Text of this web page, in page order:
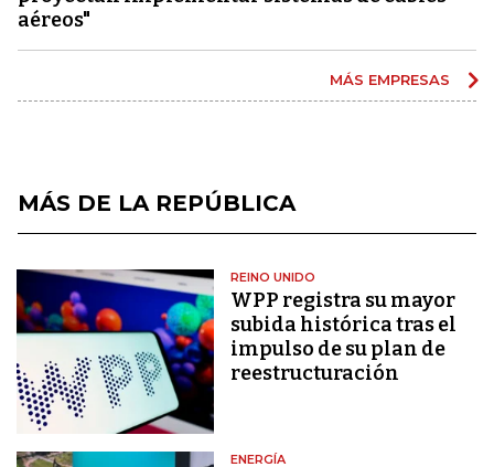
aéreos"
MÁS EMPRESAS
MÁS DE LA REPÚBLICA
REINO UNIDO
WPP registra su mayor
subida histórica tras el
impulso de su plan de
reestructuración
ENERGÍA